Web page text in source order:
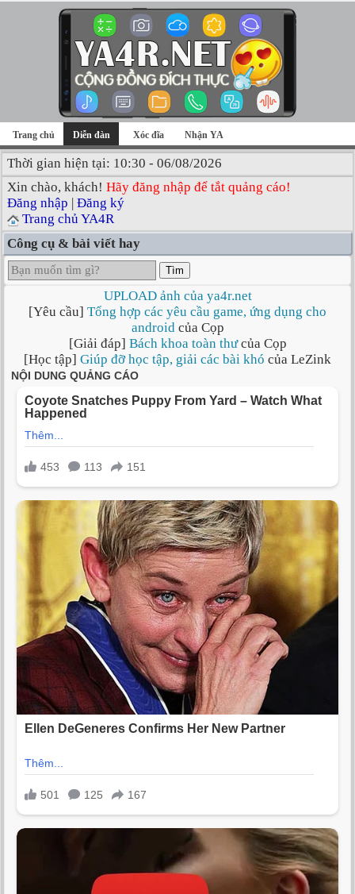
Trang chủ Diễn đàn Xóc đĩa Nhận YA
Thời gian hiện tại: 10:30 - 06/08/2026
Xin chào, khách! Hãy đăng nhập để tắt quảng cáo!
Đăng nhập | Đăng ký
Trang chủ YA4R
Công cụ & bài viết hay
Tìm
UPLOAD ảnh của ya4r.net
[Yêu cầu] Tổng hợp các yêu cầu game, ứng dụng cho
androidcủa Cọp
[Giải đáp] Bách khoa toàn thưcủa Cọp
[Học tập] Giúp đỡ học tập, giải các bài khó của LeZink